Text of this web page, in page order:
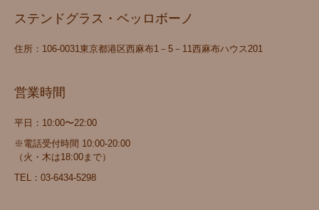
ステンドグラス・ベッロボーノ
住所：106‐0031東京都港区西麻布1－5－11西麻布ハウス201
営業時間
平日：10:00〜22:00
※電話受付時間 10:00-20:00
（火・木は18:00まで）
TEL： 03-6434-5298